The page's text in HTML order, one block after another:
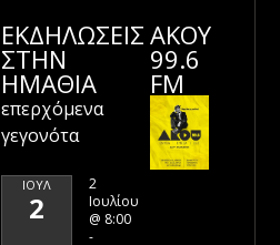
ΕΚΔΗΛΩΣΕΙΣ
ΣΤΗΝ
ΗΜΑΘΊΑ
επερχόμενα
γεγονότα
ΙΟΎΛ
2
2
Ιουλίου
@ 8:00
-
ΑΚΟΥ
99.6
FM